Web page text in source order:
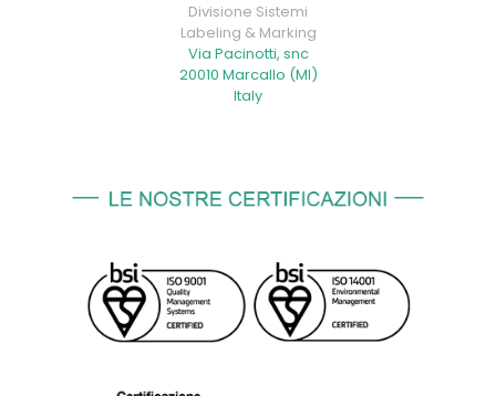
Divisione Sistemi
Labeling & Marking
Via Pacinotti, snc
20010 Marcallo (MI)
Italy